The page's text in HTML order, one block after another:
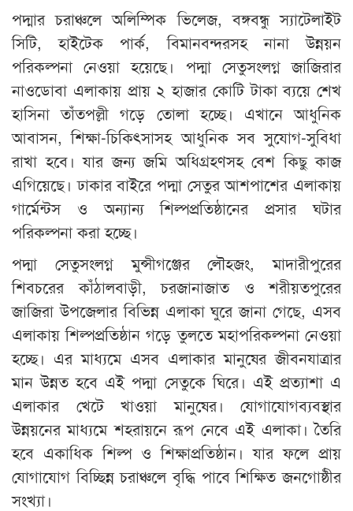
পদ্মার চরাঞ্চলে অলিম্পিক ভিলেজ, বঙ্গবন্ধু স্যাটেলাইট
সিটি, হাইটেক পার্ক, বিমানবন্দরসহ নানা উন্নয়ন
পরিকল্পনা নেওয়া হয়েছে। পদ্মা সেতুসংলগ্ন জাজিরার
নাওডোবা এলাকায় প্রায় ২ হাজার কোটি টাকা ব্যয়ে শেখ
হাসিনা তাঁতপল্লী গড়ে তোলা হচ্ছে। এখানে আধুনিক
আবাসন, শিক্ষা-চিকিৎসাসহ আধুনিক সব সুযোগ-সুবিধা
রাখা হবে। যার জন্য জমি অধিগ্রহণসহ বেশ কিছু কাজ
এগিয়েছে। ঢাকার বাইরে পদ্মা সেতুর আশপাশের এলাকায়
গার্মেন্টস ও অন্যান্য শিল্পপ্রতিষ্ঠানের প্রসার ঘটার
পরিকল্পনা করা হচ্ছে।
পদ্মা সেতুসংলগ্ন মুন্সীগঞ্জের লৌহজং, মাদারীপুরের
শিবচরের কাঁঠালবাড়ী, চরজানাজাত ও শরীয়তপুরের
জাজিরা উপজেলার বিভিন্ন এলাকা ঘুরে জানা গেছে, এসব
এলাকায় শিল্পপ্রতিষ্ঠান গড়ে তুলতে মহাপরিকল্পনা নেওয়া
হচ্ছে। এর মাধ্যমে এসব এলাকার মানুষের জীবনযাত্রার
মান উন্নত হবে এই পদ্মা সেতুকে ঘিরে। এই প্রত্যাশা এ
এলাকার খেটে খাওয়া মানুষের। যোগাযোগব্যবস্থার
উন্নয়নের মাধ্যমে শহরায়নে রূপ নেবে এই এলাকা। তৈরি
হবে একাধিক শিল্প ও শিক্ষাপ্রতিষ্ঠান। যার ফলে প্রায়
যোগাযোগ বিচ্ছিন্ন চরাঞ্চলে বৃদ্ধি পাবে শিক্ষিত জনগোষ্ঠীর
সংখ্যা।